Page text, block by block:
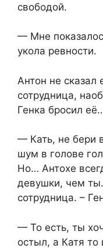
свободой.
— Мне
укола ревности.
Антон не сказал
сотрудница,
Генка бросил
— Кать, не бери
шум в голове
Но… Антохе
девушки, чем
сотрудница. –
— То есть, ты
остыл, а Катя